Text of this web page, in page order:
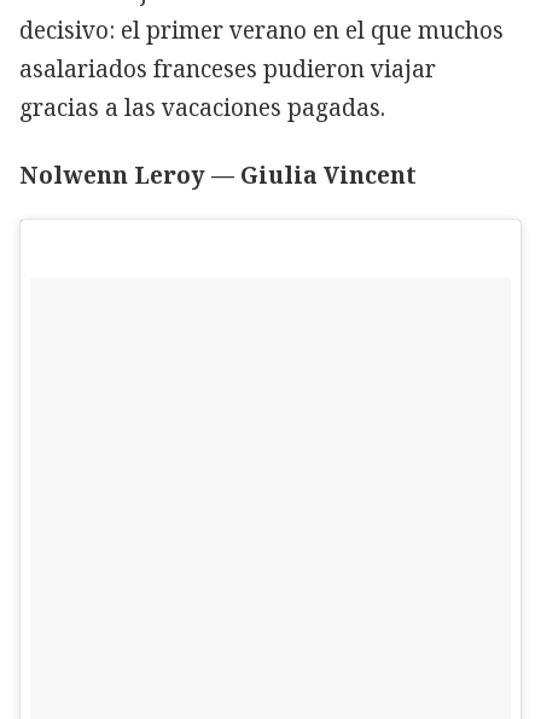
decisivo: el primer verano en el que muchos
asalariados franceses pudieron viajar
gracias a las vacaciones pagadas.
Nolwenn Leroy — Giulia Vincent